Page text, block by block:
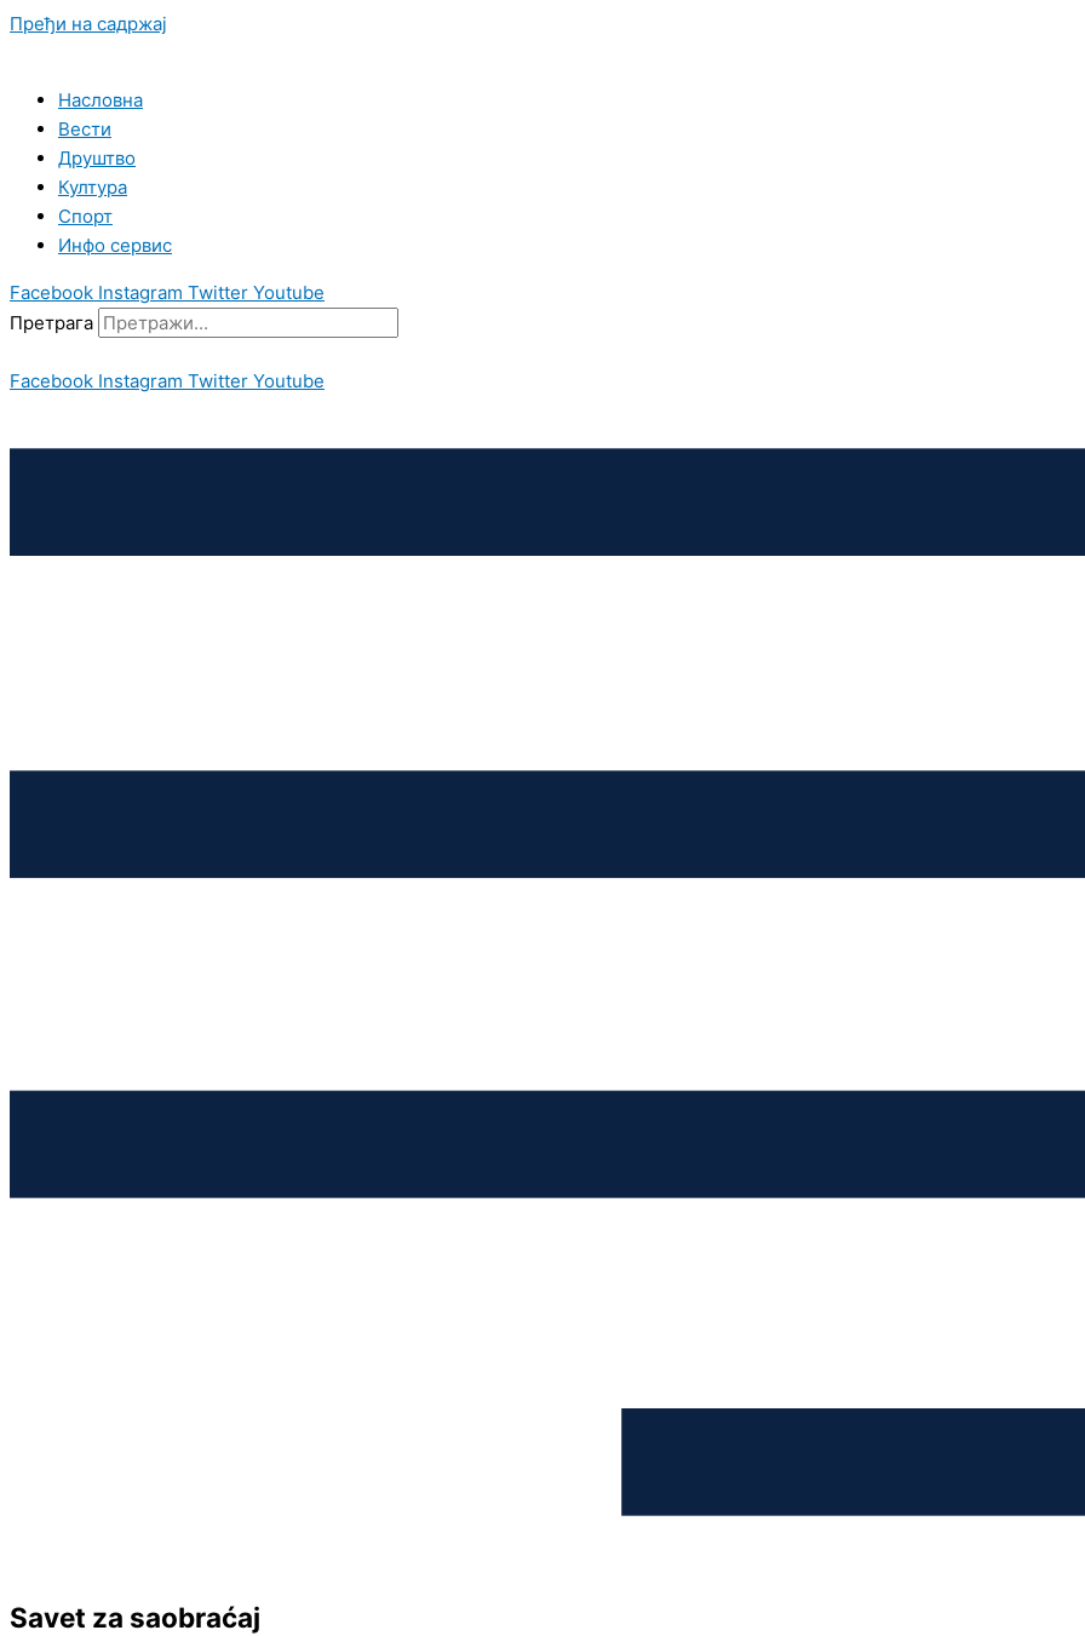
Пређи на садржај
Насловна
Вести
Друштво
Култура
Спорт
Инфо сервис
Facebook Instagram Twitter Youtube
Претрага
Facebook Instagram Twitter Youtube
Savet za saobraćaj